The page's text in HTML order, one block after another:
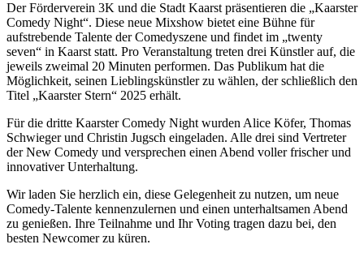
Der Förderverein 3K und die Stadt Kaarst präsentieren die „Kaarster
Comedy Night“. Diese neue Mixshow bietet eine Bühne für
aufstrebende Talente der Comedyszene und findet im „twenty
seven“ in Kaarst statt. Pro Veranstaltung treten drei Künstler auf, die
jeweils zweimal 20 Minuten performen. Das Publikum hat die
Möglichkeit, seinen Lieblingskünstler zu wählen, der schließlich den
Titel „Kaarster Stern“ 2025 erhält.
Für die dritte Kaarster Comedy Night wurden Alice Köfer, Thomas
Schwieger und Christin Jugsch eingeladen. Alle drei sind Vertreter
der New Comedy und versprechen einen Abend voller frischer und
innovativer Unterhaltung.
Wir laden Sie herzlich ein, diese Gelegenheit zu nutzen, um neue
Comedy-Talente kennenzulernen und einen unterhaltsamen Abend
zu genießen. Ihre Teilnahme und Ihr Voting tragen dazu bei, den
besten Newcomer zu küren.